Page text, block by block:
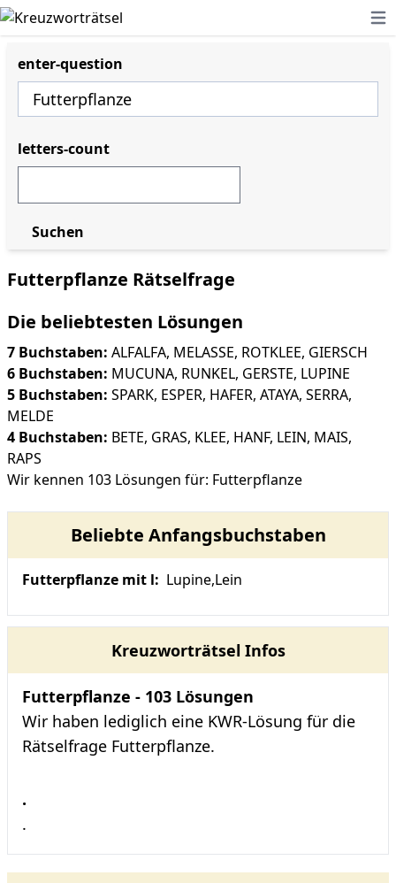
Futterpflanze Rätselfrage
Die beliebtesten Lösungen
7 Buchstaben: ALFALFA, MELASSE, ROTKLEE, GIERSCH
6 Buchstaben: MUCUNA, RUNKEL, GERSTE, LUPINE
5 Buchstaben: SPARK, ESPER, HAFER, ATAYA, SERRA,
MELDE
4 Buchstaben: BETE, GRAS, KLEE, HANF, LEIN, MAIS,
RAPS
Wir kennen 103 Lösungen für: Futterpflanze
Beliebte Anfangsbuchstaben
Futterpflanze mit l: Lupine,Lein
Kreuzworträtsel Infos
Futterpflanze - 103 Lösungen
Wir haben lediglich eine KWR-Lösung für die
Rätselfrage Futterpflanze.
.
.
enter-question
letters-count
Suchen